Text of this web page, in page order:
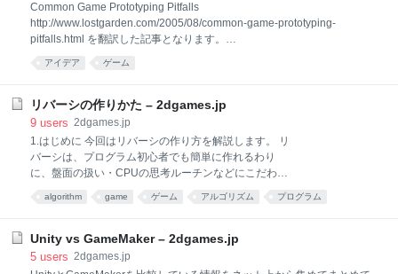
あればXcodeを使うのが無難な気もしています。 エデ
ィタ テキストエディタ Macでは、Sublime Text 2をメ
インで使っています。 長い間、秀丸を使っていたので
慣れるのが大変でしたが、Package Cont
Common Game Prototyping Pitfalls
http://www.lostgarden.com/2005/08/common-game-prototyping-
pitfalls.html を翻訳した記事となります。
処理を記述した以前の記事で、いくつかの時間を費やしてきました。あ
取り除き、最終的な製品は高い習慣性によるものであることを確認する
のに役立つはずです。どんな良い手法にも欠点があるのと同様に、プロ
トタイプにも成熟した開発者にとっていくつかの注目すべき落とし穴と
欠点があります。 どのようにしてプロトタイプを成功させることができ
るのか―― あなたのプログラマーは、DirectX9のクールなエンジンを作
アイデア ゲーム
リバーシの作りかた – 2dgames.jp
9 users 2dgames.jp
1.はじめに 今回はリバーシの作り方を解説します。 リ
バーシは、プログラム初心者でも簡単に作れるわり
に、盤面の扱い・CPUの思考ルーチンなどにこだわれ
ば、凝ったプログラムができる、なかなか面白い題材
です。 2.盤面の設計 まず、リバーシの盤面の設計をし
Stoneクラスを見てみます。属性としては、とりあえ
ず「色」の属性があれば充分です。（サンプルのよう
に、ひっくり返した場合に飛び跳ねるような処理を行
algorithm game ゲーム アルゴリズム プログラム
Unity vs GameMaker – 2dgames.jp
5 users 2dgames.jp